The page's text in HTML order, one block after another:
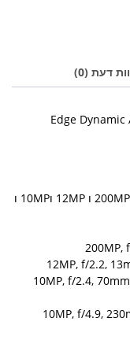
דעת (0)
מצלמה אחורית רביעיית מצלמות אחוריות 200MP ו 12MP ו10MP ו
• 10MP, f/2.4,
• 10MP, f/4.9,